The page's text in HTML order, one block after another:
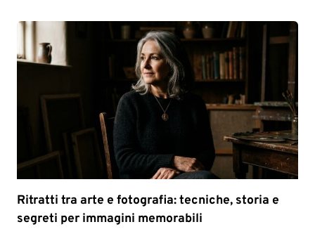
Ritratti tra arte e fotografia: tecniche, storia e
segreti per immagini memorabili